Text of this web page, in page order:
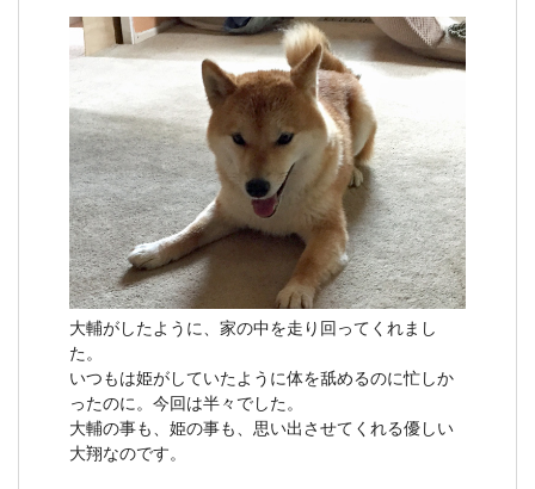
大輔がしたように、家の中を走り回ってくれまし
た。
いつもは姫がしていたように体を舐めるのに忙しか
ったのに。今回は半々でした。
大輔の事も、姫の事も、思い出させてくれる優しい
大翔なのです。